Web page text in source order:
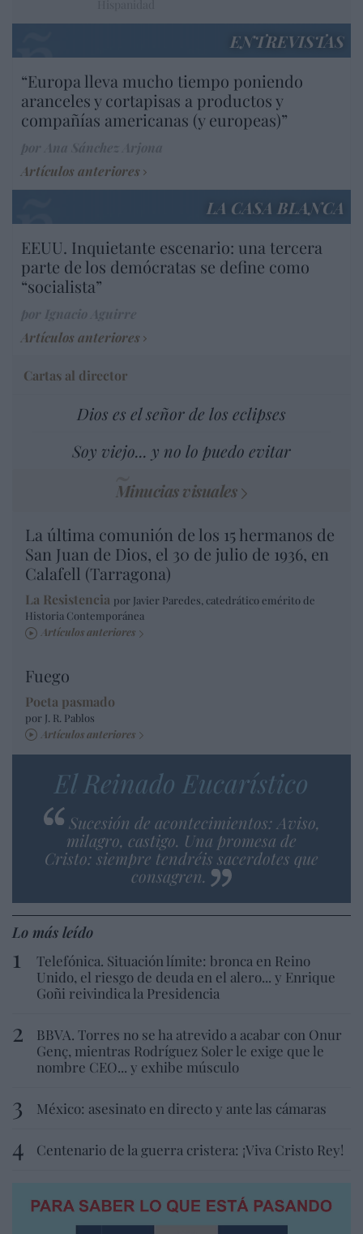
ENTREVISTAS
“Europa lleva mucho tiempo poniendo
aranceles y cortapisas a productos y
compañías americanas (y europeas)”
Artículos anteriores
LA CASA BLANCA
EEUU. Inquietante escenario: una tercera
parte de los demócratas se define como
“socialista”
Artículos anteriores
Cartas al director
Dios es el señor de los eclipses
Soy viejo... y no lo puedo evitar
Minucias visuales
La última comunión de los 15 hermanos de
San Juan de Dios, el 30 de julio de 1936, en
Calafell (Tarragona)
La Resistencia por Javier Paredes, catedrático emérito de
Historia Contemporánea
Artículos anteriores
Fuego
Poeta pasmado
por J. R. Pablos
Artículos anteriores
El Reinado Eucarístico
Sucesión de acontecimientos: Aviso,
milagro, castigo. Una promesa de
Cristo: siempre tendréis sacerdotes que
consagren.
Lo más leído
Telefónica. Situación límite: bronca en Reino
Unido, el riesgo de deuda en el alero... y Enrique
Goñi reivindica la Presidencia
BBVA. Torres no se ha atrevido a acabar con Onur
Genç, mientras Rodríguez Soler le exige que le
nombre CEO... y exhibe músculo
México: asesinato en directo y ante las cámaras
Centenario de la guerra cristera: ¡Viva Cristo Rey!